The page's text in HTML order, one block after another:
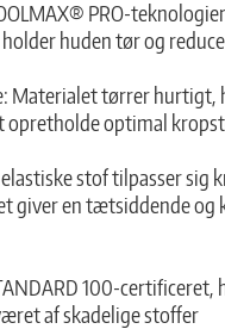
PRO-
huden tør og
Materialet tørrer hurtigt,
opretholde optimal
stof tilpasser sig
giver en tætsiddende og
100-certificeret,
af skadelige stoffer